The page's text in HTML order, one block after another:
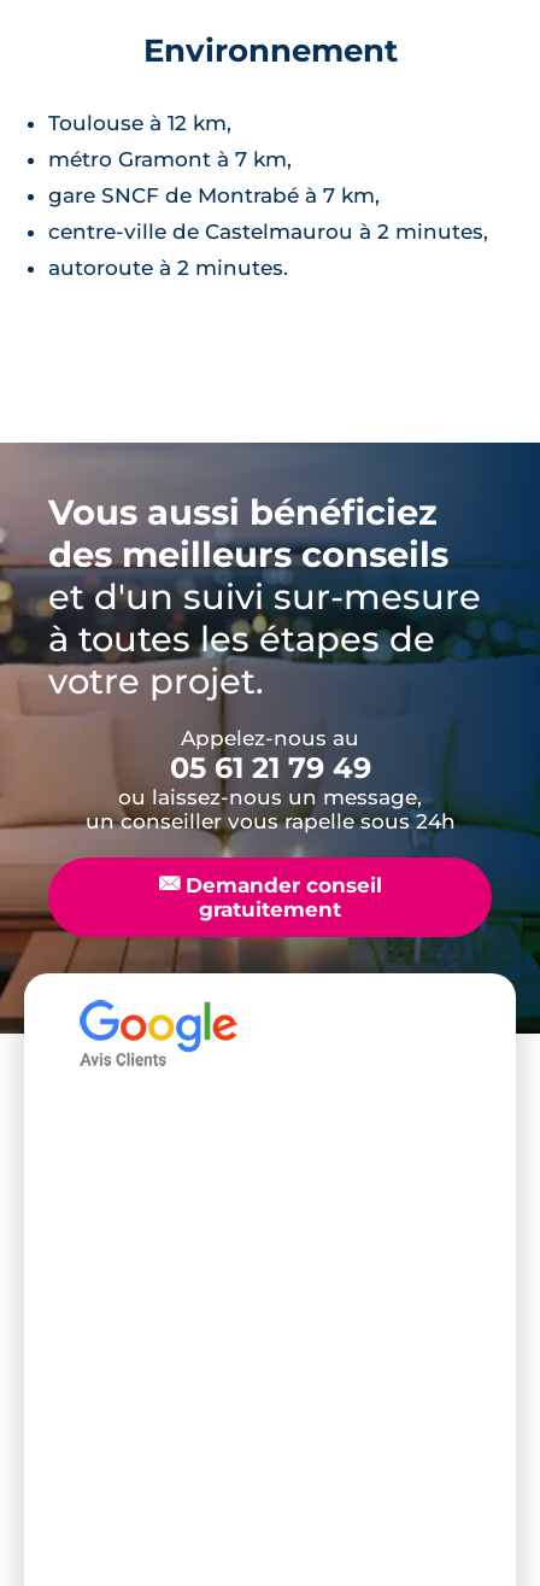
Environnement
Toulouse à 12 km,
métro Gramont à 7 km,
gare SNCF de Montrabé à 7 km,
centre-ville de Castelmaurou à 2 minutes,
autoroute à 2 minutes.
Vous aussi bénéficiez
des meilleurs conseils
et d'un suivi sur-mesure
à toutes les étapes de
votre projet.
Appelez-nous au
05 61 21 79 49
ou laissez-nous un message,
un conseiller vous rapelle sous 24h
📧Demander conseil
gratuitement